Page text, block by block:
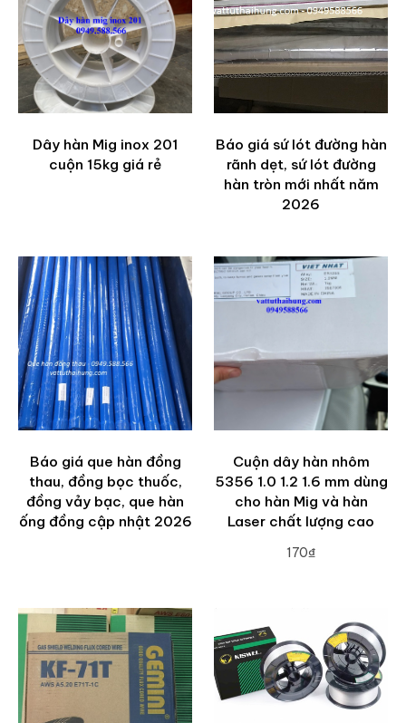
Dây hàn Mig inox 201
cuộn 15kg giá rẻ
Báo giá sứ lót đường hàn
rãnh dẹt, sứ lót đường
hàn tròn mới nhất năm
2026
Báo giá que hàn đồng
thau, đồng bọc thuốc,
đồng vảy bạc, que hàn
ống đồng cập nhật 2026
Cuộn dây hàn nhôm
5356 1.0 1.2 1.6 mm dùng
cho hàn Mig và hàn
Laser chất lượng cao
170₫